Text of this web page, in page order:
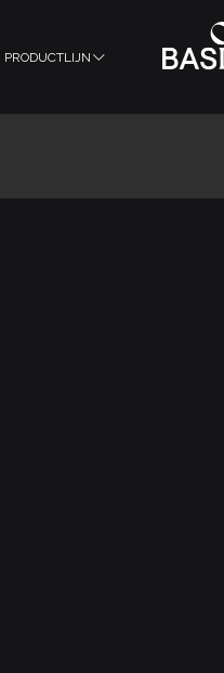
PRODUCTLIJN